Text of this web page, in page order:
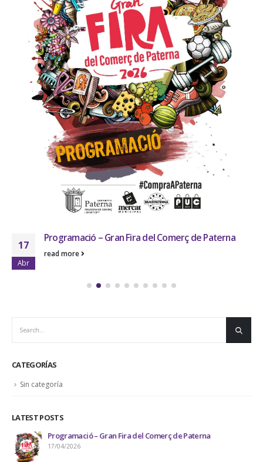
17
Abr
Programació – Gran Fira del Comerç de Paterna
read more
CATEGORÍAS
Sin categoría
LATEST POSTS
Programació – Gran Fira del Comerç de Paterna
17/04/2026